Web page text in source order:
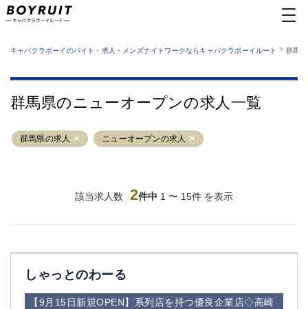
業種から探す
運営者情報
サイトマップ
キャバクラボーイのバイト・求人・メンズナイトワークならキャバクラボーイルート > 群馬
群馬県のニューオープンの求人一覧
群馬県の求人 ニューオープンの求人
該当求人数 2件中 1 〜 15件 を表示
しゃっとのわーる
【9月15日新規OPEN】系列店を持つ優良企業店◇高崎
六本木
池袋
吉祥寺
練馬
恵比寿
蒲田
①六本木 ②西麻布
大山